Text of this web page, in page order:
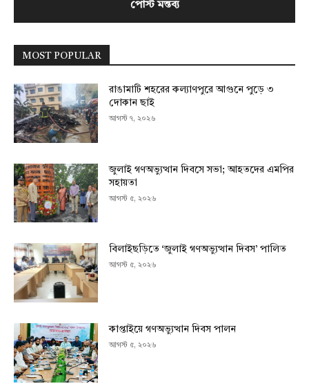
MOST POPULAR
রাঙামাটি শহরের কল্যাণপুরে আগুনে পুড়ে ৩
দোকান ছাই
আগস্ট ৭, ২০২৬
জুলাই গণঅভ্যুত্থান দিবসে সভা; আহতদের এমপির
সহায়তা
আগস্ট ৫, ২০২৬
বিলাইছড়িতে ‘জুলাই গণঅভ্যুত্থান দিবস’ পালিত
আগস্ট ৫, ২০২৬
কাপ্তাইয়ে গণঅভ্যুত্থান দিবস পালন
আগস্ট ৫, ২০২৬